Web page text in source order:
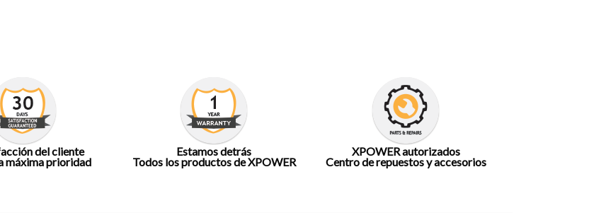
del cliente
máxima prioridad
Estamos detrás
Todos los productos de XPOWER
XPOWER autorizados
Centro de repuestos y accesorios